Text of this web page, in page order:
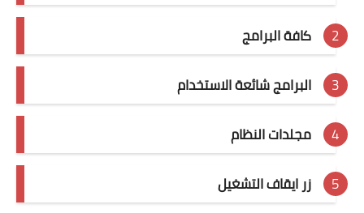
كافة البرامج
البرامج شائعة الاستخدام
مجلدات النظام
زر ايقاف التشغيل